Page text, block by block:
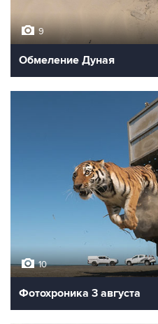
9
Обмеление Дуная
10
Фотохроника 3 августа